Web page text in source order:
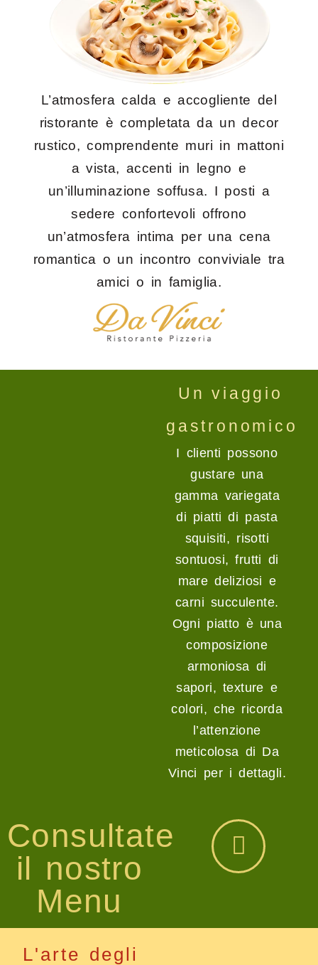
L’atmosfera calda e accogliente del
ristorante è completata da un decor
rustico, comprendente muri in mattoni
a vista, accenti in legno e
un’illuminazione soffusa. I posti a
sedere confortevoli offrono
un’atmosfera intima per una cena
romantica o un incontro conviviale tra
amici o in famiglia.
Un viaggio
gastronomico
I clienti possono
gustare una
gamma variegata
di piatti di pasta
squisiti, risotti
sontuosi, frutti di
mare deliziosi e
carni succulente.
Ogni piatto è una
composizione
armoniosa di
sapori, texture e
colori, che ricorda
l’attenzione
meticolosa di Da
Vinci per i dettagli.
Consultate
il nostro
Menu
L'arte degli